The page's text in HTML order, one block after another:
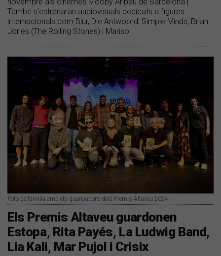
També s'estrenaran audiovisuals dedicats a figures
internacionals com Blur, Die Antwoord, Simple Minds, Brian
Jones (The Rolling Stones) i Marisol
Foto de família amb els guanyadors dels Premis Altaveu 2024
Els Premis Altaveu guardonen
Estopa, Rita Payés, La Ludwig Band,
Lia Kali, Mar Pujol i Crisix